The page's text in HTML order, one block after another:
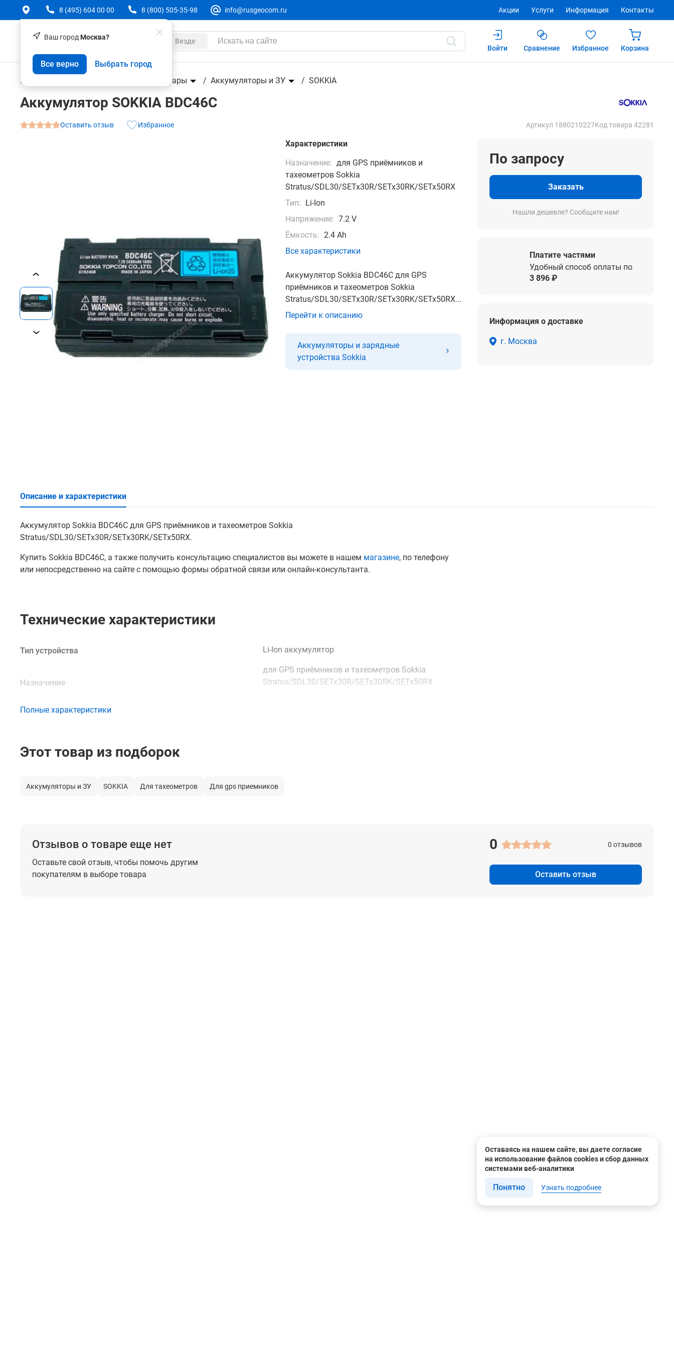
Ваш город Москва?
Все верно Выбрать город
8 (495) 604 00 00 8 (800) 505-35-98 info@rusgeocom.ru Акции Услуги Информация Контакты
Везде
Войти
Сравнение Избранное Корзина
Геодезическое оборудование Аксессуары Аккумуляторы и ЗУ SOKKIA
Аккумулятор SOKKIA BDC46C
Оставить отзыв Избранное Артикул 1880210227Код товара 42281
Характеристики
Назначение: для GPS приёмников и
тахеометров Sokkia
Stratus/SDL30/SETx30R/SETx30RK/SETx50RX
Тип: Li-Ion
Напряжение: 7.2 V
Ёмкость: 2.4 Ah
Все характеристики
Аккумулятор Sokkia BDC46C для GPS
приёмников и тахеометров Sokkia
Stratus/SDL30/SETx30R/SETx30RK/SETx50RX...
Перейти к описанию
Аккумуляторы и зарядные
устройства Sokkia
По запросу
Заказать
Нашли дешевле? Сообщите нам!
Платите частями
Удобный способ оплаты по
3 896 ₽
Информация о доставке
г. Москва
Описание и характеристики
Аккумулятор SOKKIA BDC46C
О товаре Характеристики
Аккумулятор Sokkia BDC46C для GPS приёмников и тахеометров Sokkia
Stratus/SDL30/SETx30R/SETx30RK/SETx50RX.
Купить Sokkia BDC46C, а также получить консультацию специалистов вы можете в нашем магазине, по телефону
или непосредственно на сайте с помощью формы обратной связи или онлайн-консультанта.
Технические характеристики
Тип устройства Li-Ion аккумулятор
Назначение
для GPS приёмников и тахеометров Sokkia
Stratus/SDL30/SETx30R/SETx30RK/SETx50RX
Полные характеристики
Этот товар из подборок
Аккумуляторы и ЗУ SOKKIA Для тахеометров Для gps приемников
Отзывов о товаре еще нет
Оставьте свой отзыв, чтобы помочь другим
покупателям в выборе товара
0 0 отзывов
Оставить отзыв
Оставаясь на нашем сайте, вы даете согласие
на использование файлов cookies и сбор данных
системами веб-аналитики
Понятно Узнать подробнее